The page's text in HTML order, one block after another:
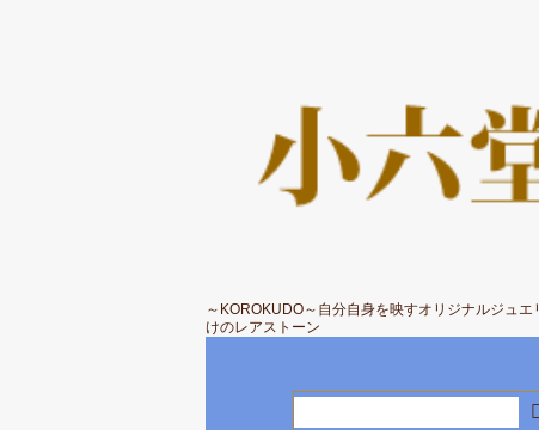
～KOROKUDO～自分自身を映すオリジナルジュエ
けのレアストーン